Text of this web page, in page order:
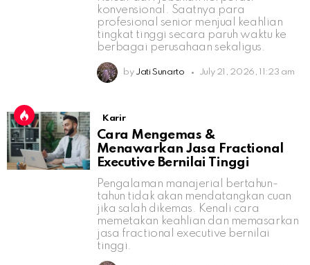
konvensional. Saatnya para
profesional senior menjual keahlian
tingkat tinggi secara paruh waktu ke
berbagai perusahaan sekaligus.
by Jati Sunarto July 21, 2026, 11:23 am
Karir
Cara Mengemas &
Menawarkan Jasa Fractional
Executive Bernilai Tinggi
Pengalaman manajerial bertahun-
tahun tidak akan mendatangkan cuan
jika salah dikemas. Kenali cara
memetakan keahlian dan memasarkan
jasa fractional executive bernilai
tinggi.